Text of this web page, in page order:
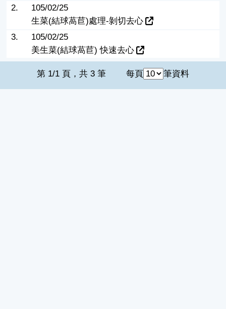
2.
105/02/25
生菜(結球萵苣)處理-剝切去心
3.
105/02/25
美生菜(結球萵苣) 快速去心
第 1/1 頁，共 3 筆 每頁 筆資料